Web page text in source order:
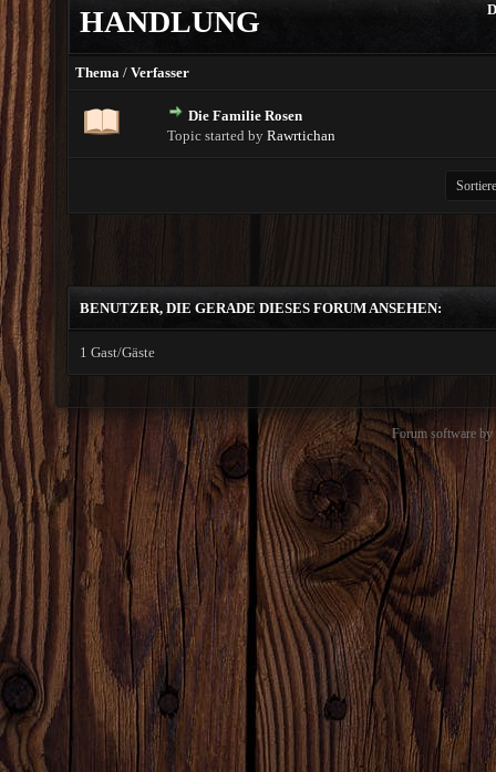
HANDLUNG
Thema / Verfasser
Die Familie Rosen
Topic started by Rawrtichan
BENUTZER, DIE GERADE DIESES FORUM ANSEHEN:
1 Gast/Gäste
Forum software